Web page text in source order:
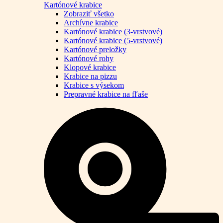
Kartónové krabice
Zobraziť všetko
Archívne krabice
Kartónové krabice (3-vrstvové)
Kartónové krabice (5-vrstvové)
Kartónové preložky
Kartónové rohy
Klopové krabice
Krabice na pizzu
Krabice s výsekom
Prepravné krabice na fľaše